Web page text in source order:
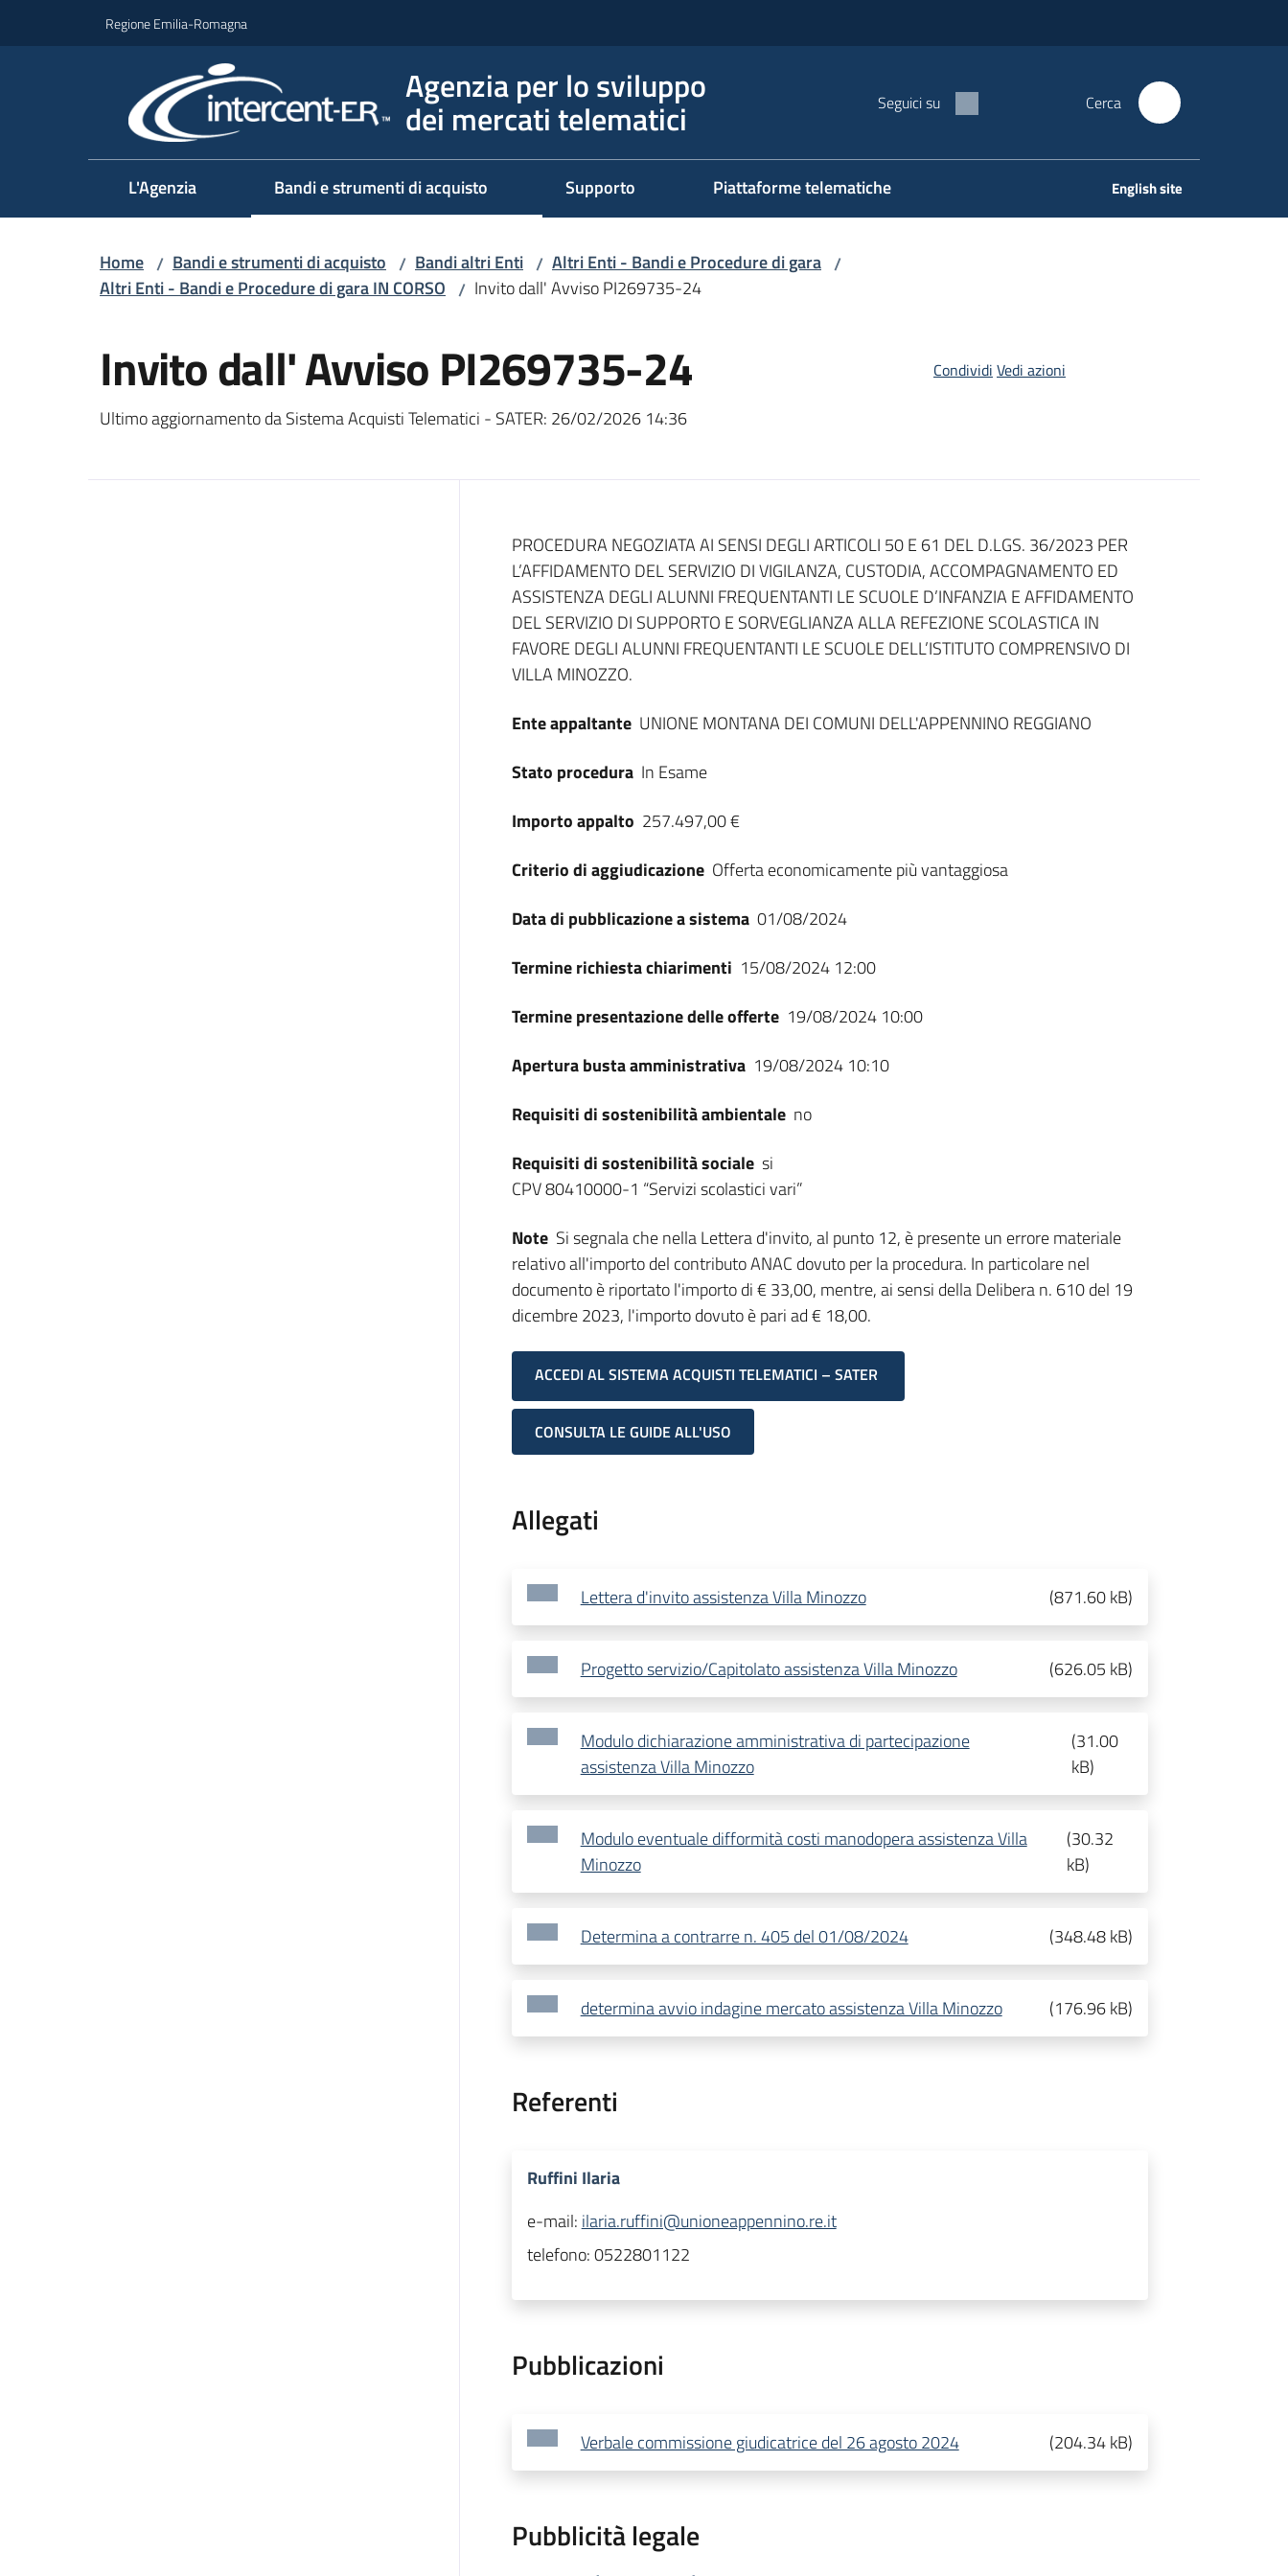
Regione Emilia-Romagna
Agenzia per lo sviluppo
dei mercati telematici Seguici su Cerca
L'Agenzia Bandi e strumenti di acquisto Supporto Piattaforme telematiche English site
Home / Bandi e strumenti di acquisto / Bandi altri Enti / Altri Enti - Bandi e Procedure di gara /
Altri Enti - Bandi e Procedure di gara IN CORSO / Invito dall' Avviso PI269735-24
Invito dall' Avviso PI269735-24
Ultimo aggiornamento da Sistema Acquisti Telematici - SATER: 26/02/2026 14:36
Condividi Vedi azioni
Dati del bando
PROCEDURA NEGOZIATA AI SENSI DEGLI ARTICOLI 50 E 61 DEL D.LGS. 36/2023 PER
L’AFFIDAMENTO DEL SERVIZIO DI VIGILANZA, CUSTODIA, ACCOMPAGNAMENTO ED
ASSISTENZA DEGLI ALUNNI FREQUENTANTI LE SCUOLE D’INFANZIA E AFFIDAMENTO
DEL SERVIZIO DI SUPPORTO E SORVEGLIANZA ALLA REFEZIONE SCOLASTICA IN
FAVORE DEGLI ALUNNI FREQUENTANTI LE SCUOLE DELL’ISTITUTO COMPRENSIVO DI
VILLA MINOZZO.
Ente appaltante UNIONE MONTANA DEI COMUNI DELL'APPENNINO REGGIANO
Stato procedura In Esame
Importo appalto 257.497,00 €
Criterio di aggiudicazione Offerta economicamente più vantaggiosa
Data di pubblicazione a sistema 01/08/2024
Termine richiesta chiarimenti 15/08/2024 12:00
Termine presentazione delle offerte 19/08/2024 10:00
Apertura busta amministrativa 19/08/2024 10:10
Requisiti di sostenibilità ambientale no
Requisiti di sostenibilità sociale si
CPV 80410000-1 “Servizi scolastici vari”
Note Si segnala che nella Lettera d'invito, al punto 12, è presente un errore materiale
relativo all'importo del contributo ANAC dovuto per la procedura. In particolare nel
documento è riportato l'importo di € 33,00, mentre, ai sensi della Delibera n. 610 del 19
dicembre 2023, l'importo dovuto è pari ad € 18,00.
ACCEDI AL SISTEMA ACQUISTI TELEMATICI – SATER
CONSULTA LE GUIDE ALL'USO
Allegati
Lettera d'invito assistenza Villa Minozzo (871.60 kB)
Progetto servizio/Capitolato assistenza Villa Minozzo (626.05 kB)
Modulo dichiarazione amministrativa di partecipazione
assistenza Villa Minozzo
(31.00
kB)
Modulo eventuale difformità costi manodopera assistenza Villa
Minozzo
(30.32
kB)
Determina a contrarre n. 405 del 01/08/2024 (348.48 kB)
determina avvio indagine mercato assistenza Villa Minozzo (176.96 kB)
Referenti
Ruffini Ilaria
e-mail: ilaria.ruffini@unioneappennino.re.it
telefono:0522801122
Pubblicazioni
Verbale commissione giudicatrice del 26 agosto 2024 (204.34 kB)
Pubblicità legale